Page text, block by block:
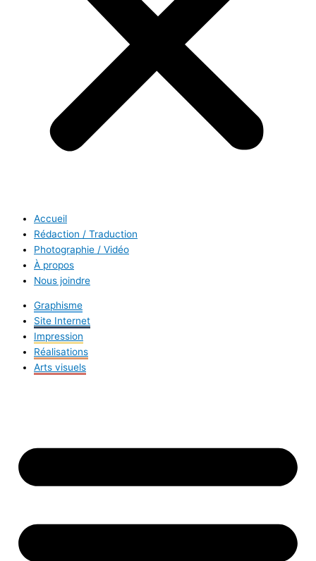
Accueil
Rédaction / Traduction
Photographie / Vidéo
À propos
Nous joindre
Graphisme
Site Internet
Impression
Réalisations
Arts visuels